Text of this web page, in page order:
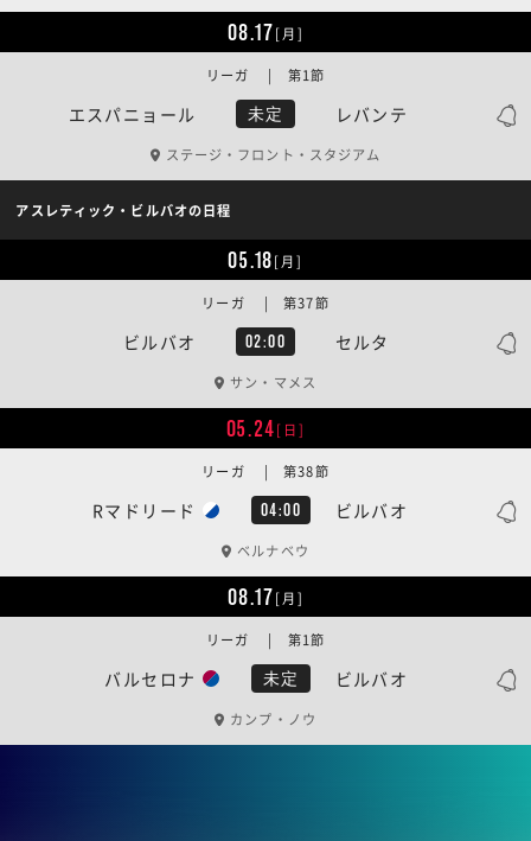
08.17[月]
エスパニョール 未定 レバンテ
リーガ | 第1節
ステージ・フロント・スタジアム
アスレティック・ビルバオの日程
05.18[月]
ビルバオ 02:00 セルタ
リーガ | 第37節
サン・マメス
05.24[日]
Rマドリード 04:00 ビルバオ
リーガ | 第38節
ベルナベウ
08.17[月]
バルセロナ 未定 ビルバオ
リーガ | 第1節
カンプ・ノウ